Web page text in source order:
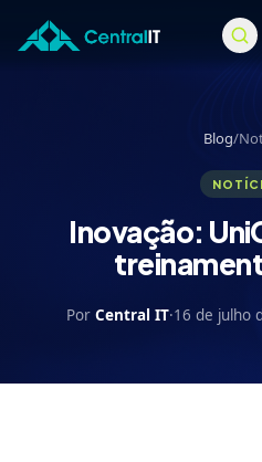
Pular para o conteúdo principal
Blog/
Inovação:
Por Central IT·16 de julho